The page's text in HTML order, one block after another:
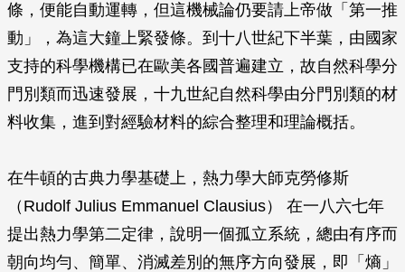
條，便能自動運轉，但這機械論仍要請上帝做「第一推
動」，為這大鐘上緊發條。到十八世紀下半葉，由國家
支持的科學機構已在歐美各國普遍建立，故自然科學分
門別類而迅速發展，十九世紀自然科學由分門別類的材
料收集，進到對經驗材料的綜合整理和理論概括。
在牛頓的古典力學基礎上，熱力學大師克勞修斯
（Rudolf Julius Emmanuel Clausius） 在一八六七年
提出熱力學第二定律，說明一個孤立系統，總由有序而
朝向均勻、簡單、消滅差別的無序方向發展，即「熵」